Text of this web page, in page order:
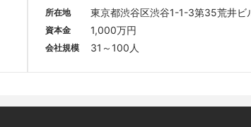
所在地 東京都渋谷区渋谷1-1-3第35荒井ビ
資本金 1,000万円
会社規模 31～100人